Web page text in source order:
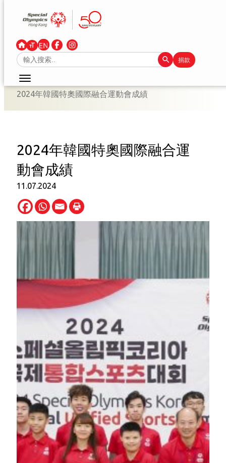
Search
for:
Search Button
捐款
2024年韓國特奧國際融合運動會成績
2024年韓國特奧國際融合運
動會成績
11.07.2024